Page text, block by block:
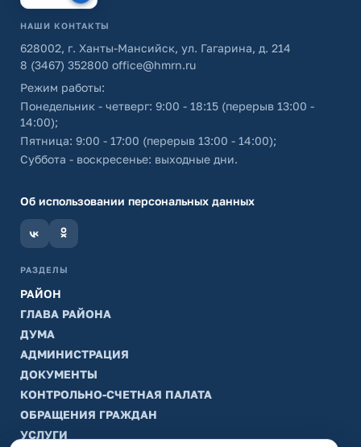
НАШИ КОНТАКТЫ
628002, г. Ханты-Мансийск, ул. Гагарина, д. 214
8 (3467) 352800 office@hmrn.ru
Режим работы:
Понедельник - четверг: 9:00 - 18:15 (перерыв 13:00 -
14:00);
Пятница: 9:00 - 17:00 (перерыв 13:00 - 14:00);
Суббота - воскресенье: выходные дни.
Об использовании персональных данных
РАЗДЕЛЫ
РАЙОН
ГЛАВА РАЙОНА
ДУМА
АДМИНИСТРАЦИЯ
ДОКУМЕНТЫ
КОНТРОЛЬНО-СЧЕТНАЯ ПАЛАТА
ОБРАЩЕНИЯ ГРАЖДАН
УСЛУГИ